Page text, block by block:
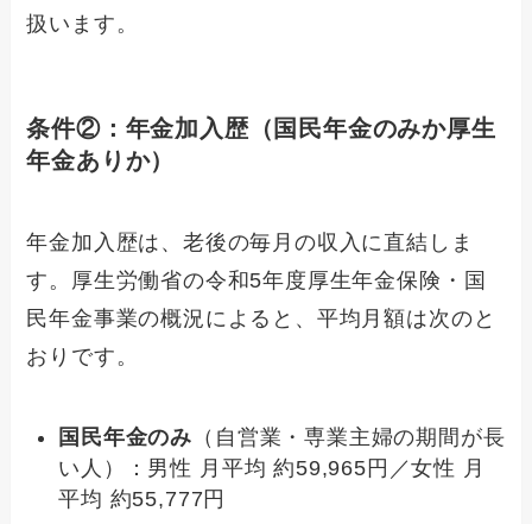
扱います。
条件②：年金加入歴（国民年金のみか厚生
年金ありか）
年金加入歴は、老後の毎月の収入に直結しま
す。厚生労働省の令和5年度厚生年金保険・国
民年金事業の概況によると、平均月額は次のと
おりです。
国民年金のみ （自営業・専業主婦の期間が長
い人）：男性 月平均 約59,965円／女性 月
平均 約55,777円